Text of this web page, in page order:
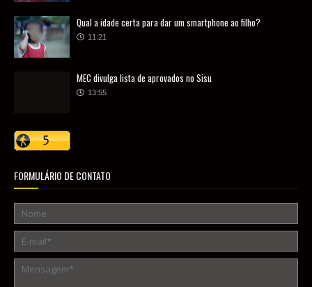
Qual a idade certa para dar um smartphone ao filho?
11:21
MEC divulga lista de aprovados no Sisu
13:55
FORMULÁRIO DE CONTATO